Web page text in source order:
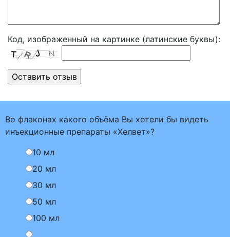
Код, изображенный на картинке (латинские буквы):
Во флаконах какого объёма Вы хотели бы видеть
инъекционные препараты «Хелвет»?
10 мл
20 мл
30 мл
50 мл
100 мл